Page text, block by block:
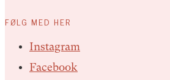
FØLG MED HER
Instagram
Facebook